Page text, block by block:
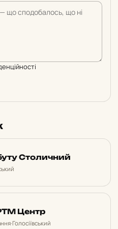
Столичний
Центр
·Голосіївський